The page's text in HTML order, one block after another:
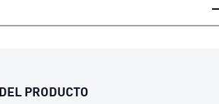
PRODUCTO